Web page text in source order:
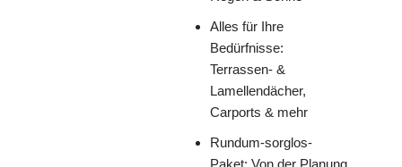
Alles für Ihre
Bedürfnisse:
Terrassen- &
Lamellendächer,
Carports & mehr
Rundum-sorglos-